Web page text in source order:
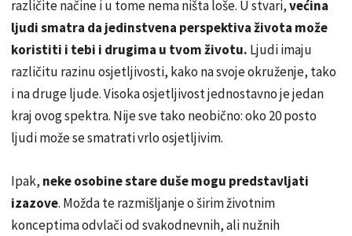
različite načine i u tome nema ništa loše. U stvari,većina
ljudi smatra da jedinstvena perspektiva života može
koristiti i tebi i drugima u tvom životu. Ljudi imaju
različitu razinu osjetljivosti, kako na svoje okruženje, tako
i na druge ljude. Visoka osjetljivost jednostavno je jedan
kraj ovog spektra. Nije sve tako neobično: oko 20 posto
ljudi može se smatrati vrlo osjetljivim.
Ipak, neke osobine stare duše mogu predstavljati
izazove. Možda te razmišljanje o širim životnim
konceptima odvlači od svakodnevnih, ali nužnih